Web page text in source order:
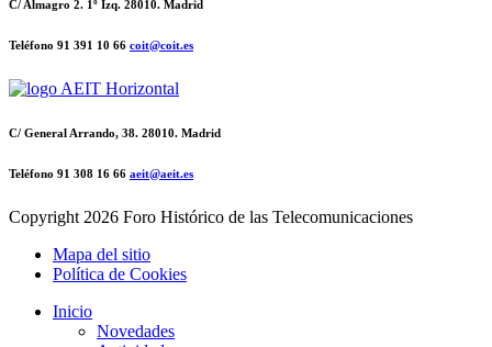
C/ Almagro 2. 1º Izq. 28010. Madrid
Teléfono 91 391 10 66 coit@coit.es
C/ General Arrando, 38. 28010. Madrid
Teléfono 91 308 16 66 aeit@aeit.es
Copyright 2026 Foro Histórico de las Telecomunicaciones
Mapa del sitio
Política de Cookies
Inicio
Novedades